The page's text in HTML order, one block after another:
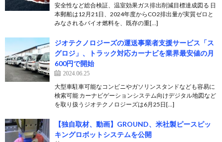
安全性など総合検証、温室効果ガス排出削減目標達成図る 日
本郵船は12月21日、2024年度からCO2排出量が実質ゼロと
みなされるバイオ燃料を、既存の重[…]
ジオテクノロジーズの運送事業者支援サービス「ス
グロジ」、トラック対応カーナビを業界最安値の月
600円で開始
2024.06.25
大型車駐車可能なコンビニやガソリンスタンドなども容易に
検索可能 カーナビゲーションシステム向けデジタル地図など
を取り扱うジオテクノロジーズは6月25日[…]
【独自取材、動画】GROUND、米社製ピースピッ
キングロボットシステムを公開